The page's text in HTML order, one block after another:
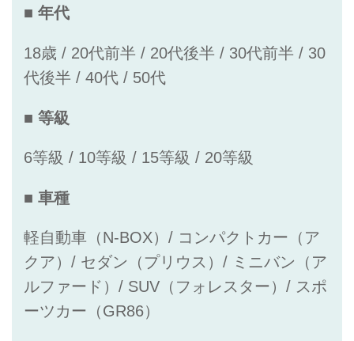
■ 年代
18歳 / 20代前半 / 20代後半 / 30代前半 / 30
代後半 / 40代 / 50代
■ 等級
6等級 / 10等級 / 15等級 / 20等級
■ 車種
軽自動車（N-BOX）/ コンパクトカー（ア
クア）/ セダン（プリウス）/ ミニバン（ア
ルファード）/ SUV（フォレスター）/ スポ
ーツカー（GR86）